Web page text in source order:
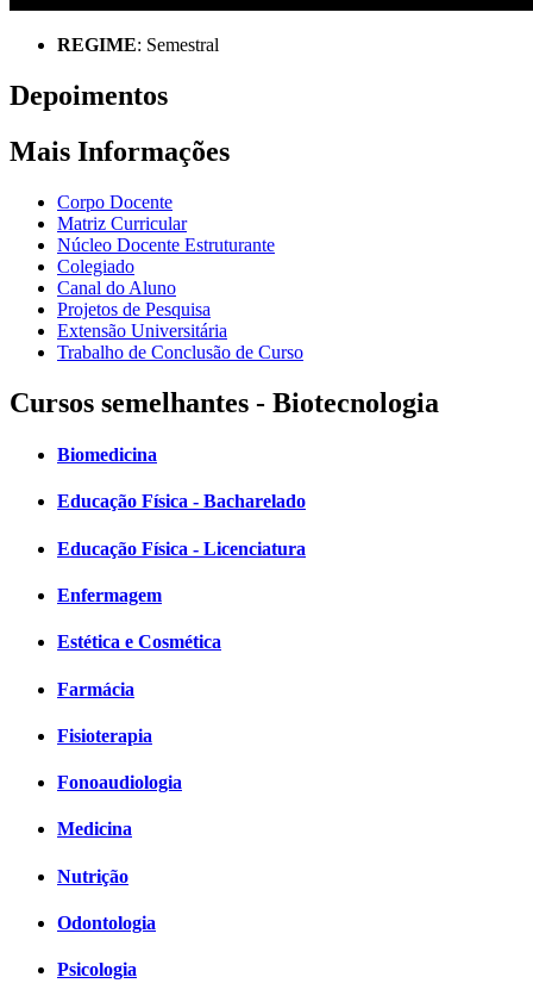
REGIME: Semestral
Depoimentos
Mais Informações
Corpo Docente
Matriz Curricular
Núcleo Docente Estruturante
Colegiado
Canal do Aluno
Projetos de Pesquisa
Extensão Universitária
Trabalho de Conclusão de Curso
Cursos semelhantes - Biotecnologia
Biomedicina
Educação Física - Bacharelado
Educação Física - Licenciatura
Enfermagem
Estética e Cosmética
Farmácia
Fisioterapia
Fonoaudiologia
Medicina
Nutrição
Odontologia
Psicologia